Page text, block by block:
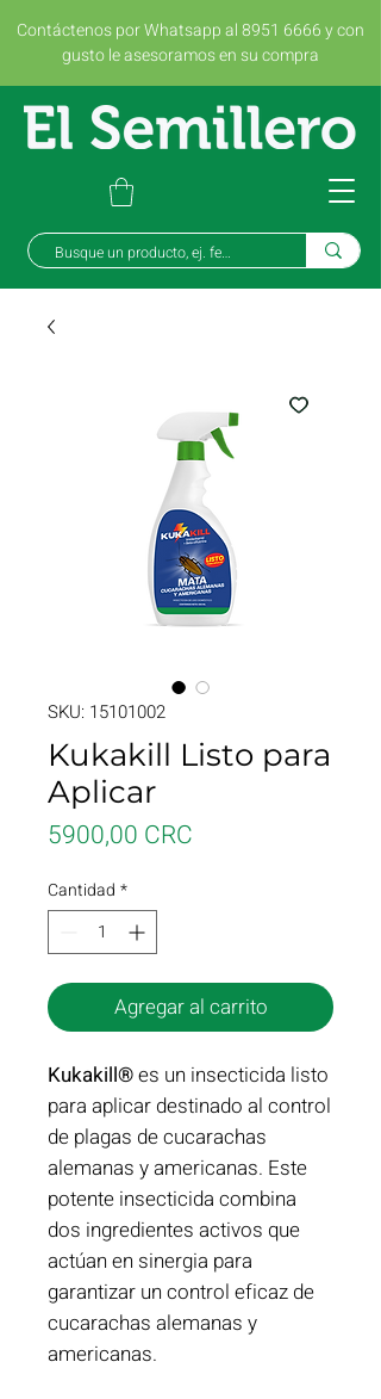
Contáctenos por Whatsapp al 8951 6666 y con
gusto le asesoramos en su compra
SKU: 15101002
Kukakill Listo para
Aplicar
5900,00 CRC
Cantidad *
Agregar al carrito
Kukakill®es un insecticida listo
para aplicar destinado al control
de plagas de cucarachas
alemanas y americanas. Este
potente insecticida combina
dos ingredientes activos que
actúan en sinergia para
garantizar un control eficaz de
cucarachas alemanas y
americanas.